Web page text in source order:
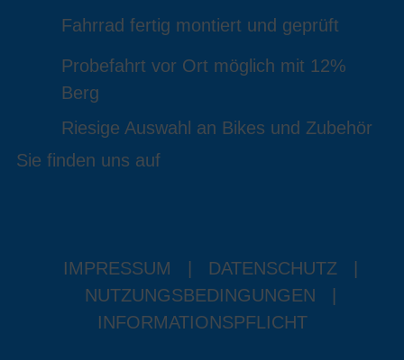
Fahrrad fertig montiert und geprüft
Probefahrt vor Ort möglich mit 12%
Berg
Riesige Auswahl an Bikes und Zubehör
Sie finden uns auf
IMPRESSUM DATENSCHUTZ
NUTZUNGSBEDINGUNGEN
INFORMATIONSPFLICHT